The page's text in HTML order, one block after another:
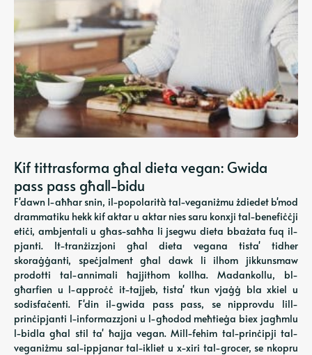
Kif tittrasforma għal dieta vegan: Gwida
pass pass għall-bidu
F'dawn l-aħħar snin, il-popolarità tal-veganiżmu żdiedet b'mod
drammatiku hekk kif aktar u aktar nies saru konxji tal-benefiċċji
etiċi, ambjentali u għas-saħħa li jsegwu dieta bbażata fuq il-
pjanti. It-tranżizzjoni għal dieta vegana tista' tidher
skoraġġanti, speċjalment għal dawk li ilhom jikkunsmaw
prodotti tal-annimali ħajjithom kollha. Madankollu, bl-
għarfien u l-approċċ it-tajjeb, tista' tkun vjaġġ bla xkiel u
sodisfaċenti. F'din il-gwida pass pass, se nipprovdu lill-
prinċipjanti l-informazzjoni u l-għodod meħtieġa biex jagħmlu
l-bidla għal stil ta' ħajja vegan. Mill-fehim tal-prinċipji tal-
veganiżmu sal-ippjanar tal-ikliet u x-xiri tal-grocer, se nkopru